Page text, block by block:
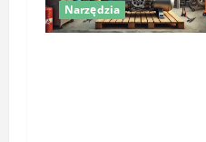
Narzędzia